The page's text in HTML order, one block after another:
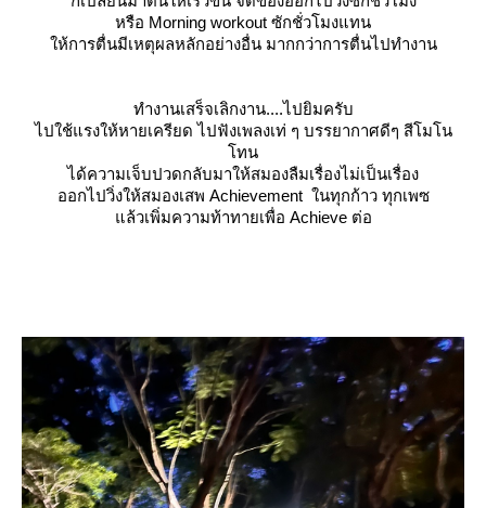
หรือ Morning workout ซักชั่วโมงแทน
ห้การตื่นมีเหตุผลหลักอย่างอื่น มากกว่าการตื่นไปทำงาน
ทำงานเสร็จเลิกงาน....ไปยิมครับ
ไปใช้แรงให้หายเครียด ไปฟังเพลงเท่ ๆ บรรยากาศดีๆ สีโมโน
ทน
ได้ความเจ็บปวดกลับมาให้สมองลืมเรื่องไม่เป็นเรื่อง
ออกไปวิ่งให้สมองเสพ Achievement ในทุกก้าว ทุกเพซ
ล้วเพิ่มความท้าทายเพื่อ Achieve ต่อ